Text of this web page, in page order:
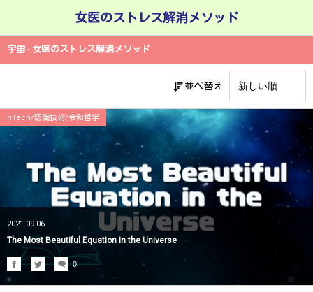
女医のストレス解消メソッド
宇宙 - 女医のストレス解消メソッド
並べ替え
nTech/認識技術/令和哲学
2021-09-06
The Most Beautiful Equation in the Universe
0